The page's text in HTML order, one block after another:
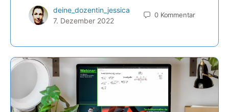
deine_dozentin_jessica
7. Dezember 2022
0 Kommentar